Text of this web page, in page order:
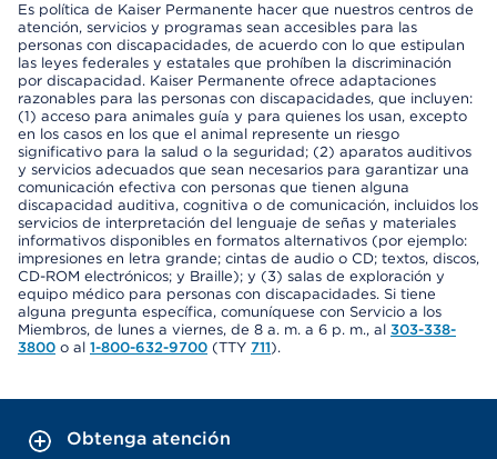
Es política de Kaiser Permanente hacer que nuestros centros de
atención, servicios y programas sean accesibles para las
personas con discapacidades, de acuerdo con lo que estipulan
las leyes federales y estatales que prohíben la discriminación
por discapacidad. Kaiser Permanente ofrece adaptaciones
razonables para las personas con discapacidades, que incluyen:
(1) acceso para animales guía y para quienes los usan, excepto
en los casos en los que el animal represente un riesgo
significativo para la salud o la seguridad; (2) aparatos auditivos
y servicios adecuados que sean necesarios para garantizar una
comunicación efectiva con personas que tienen alguna
discapacidad auditiva, cognitiva o de comunicación, incluidos los
servicios de interpretación del lenguaje de señas y materiales
informativos disponibles en formatos alternativos (por ejemplo:
impresiones en letra grande; cintas de audio o CD; textos, discos,
CD-ROM electrónicos; y Braille); y (3) salas de exploración y
equipo médico para personas con discapacidades. Si tiene
alguna pregunta específica, comuníquese con Servicio a los
Miembros, de lunes a viernes, de 8 a. m. a 6 p. m., al 303-338-
3800 o al 1-800-632-9700 (TTY 711).
Obtenga atención